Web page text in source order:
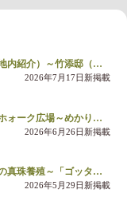
お地蔵様～河野邸～野村邸～志賀邸～税所邸（敷地内紹介）～竹添邸（敷地内紹介）
2026年7月17日新掲載
門司港駅～九州鉄道記念館駅～潮風号乗車～ノーホォーク広場～めかり観潮遊歩道・関門橋
2026年6月26日新掲載
長目の浜展望所・浜～瀬上のオオウナギ～浦内湾の真珠養殖～「ゴッタン甑会」演奏
2026年5月29日新掲載